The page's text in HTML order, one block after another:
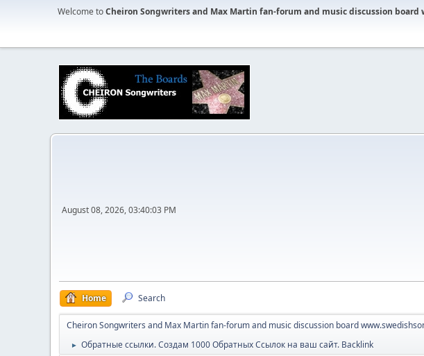
Welcome toCheiron Songwriters and Max Martin fan-forum and music discussion
August 08, 2026, 03:40:03 PM
Home Search
Cheiron Songwriters and Max Martin fan-forum and music discussion board
► Обратные ссылки. Создам 1000 Обратных Ссылок на ваш сайт. Backlink